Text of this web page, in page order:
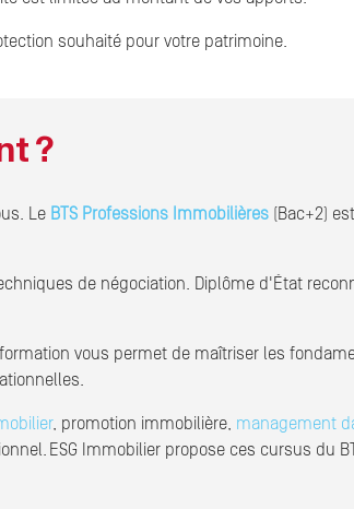
souhaité pour votre patrimoine.
?
Le BTS Professions Immobilières (Bac+2)
de négociation. Diplôme d'État
vous permet de maîtriser les
, promotion immobilière, management
ESG Immobilier propose ces cursus du